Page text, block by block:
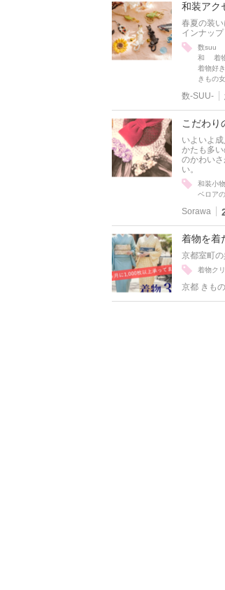
和装アク
春夏の装
インナップ
数suu
和
着
着物好
きもの
数-SUU-
こだわり
いよいよ
かたも多
のかわい
い。
和装小物
ベロア
Sorawa
着物を着
京都室町
着物ク
京都 きも